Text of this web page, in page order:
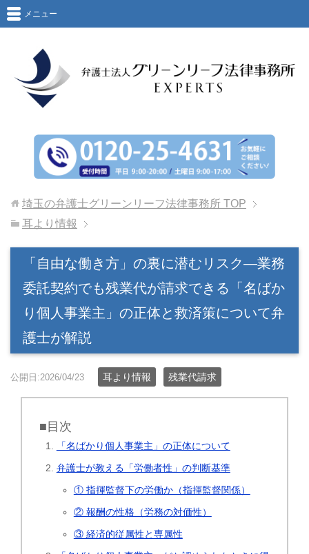
メニュー
埼玉の弁護士グリーンリーフ法律事務所 TOP
耳より情報
「自由な働き方」の裏に潜むリスク―業務
委託契約でも残業代が請求できる「名ばか
り個人事業主」の正体と救済策について弁
護士が解説
公開日:2026/04/23 耳より情報 残業代請求
■目次
「名ばかり個人事業主」の正体について
弁護士が教える「労働者性」の判断基準
① 指揮監督下の労働か（指揮監督関係）
② 報酬の性格（労務の対価性）
③ 経済的従属性と専属性